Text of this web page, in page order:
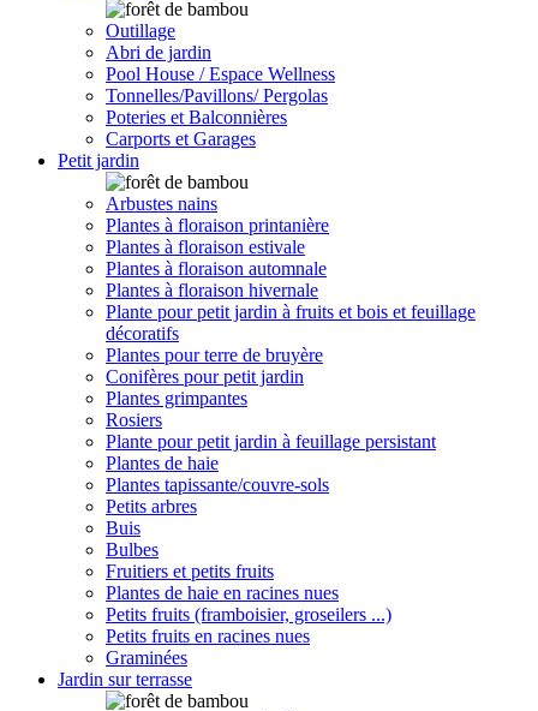
Outillage
Abri de jardin
Pool House / Espace Wellness
Tonnelles/Pavillons/ Pergolas
Poteries et Balconnières
Carports et Garages
Petit jardin
Arbustes nains
Plantes à floraison printanière
Plantes à floraison estivale
Plantes à floraison automnale
Plantes à floraison hivernale
Plante pour petit jardin à fruits et bois et feuillage
décoratifs
Plantes pour terre de bruyère
Conifères pour petit jardin
Plantes grimpantes
Rosiers
Plante pour petit jardin à feuillage persistant
Plantes de haie
Plantes tapissante/couvre-sols
Petits arbres
Buis
Bulbes
Fruitiers et petits fruits
Plantes de haie en racines nues
Petits fruits (framboisier, groseilers ...)
Petits fruits en racines nues
Graminées
Jardin sur terrasse